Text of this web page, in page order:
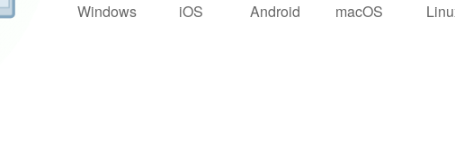
Windows iOS Android macOS